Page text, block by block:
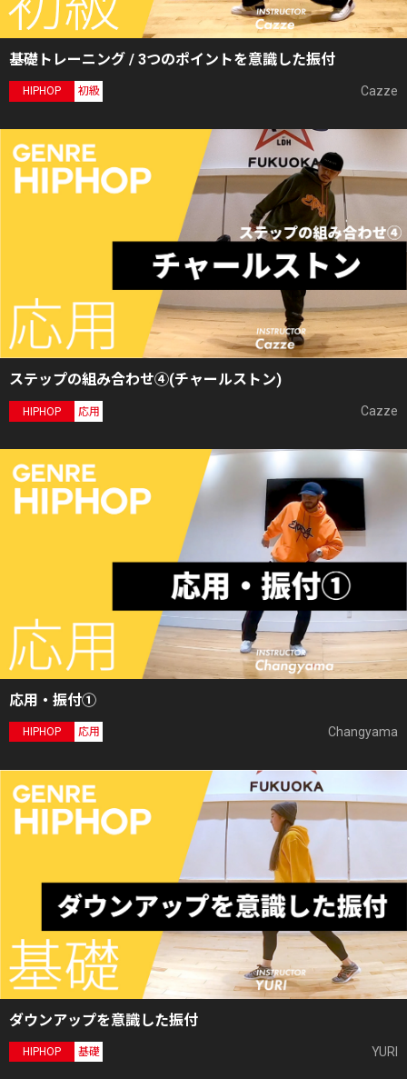
基礎トレーニング / 3つのポイントを意識した振付
HIPHOP 初級 Cazze
ステップの組み合わせ④(チャールストン)
HIPHOP 応用 Cazze
応用・振付①
HIPHOP 応用 Changyama
ダウンアップを意識した振付
HIPHOP 基礎 YURI